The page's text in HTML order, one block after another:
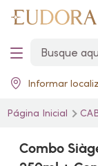
Informar
Página Inicial
Combo